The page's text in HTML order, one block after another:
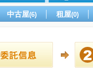
中古屋(6) 租屋(0)